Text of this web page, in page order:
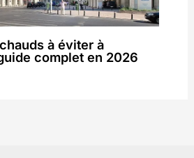
à éviter à
complet en 2026